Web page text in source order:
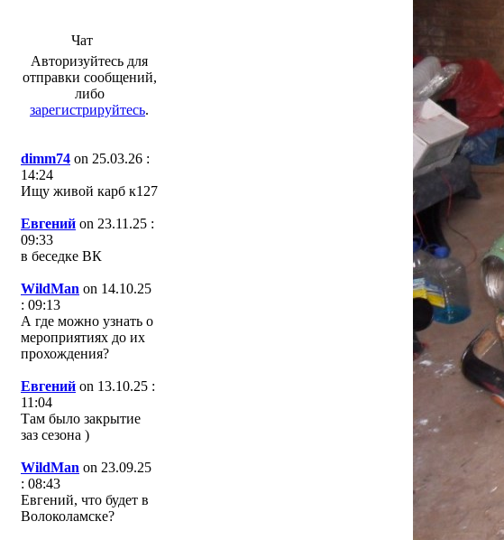
Чат
Авторизуйтесь для
отправки сообщений,
либо
зарегистрируйтесь.
dimm74 on 25.03.26 :
14:24
Ищу живой карб к127
Евгений on 23.11.25 :
09:33
в беседке ВК
WildMan on 14.10.25
: 09:13
А где можно узнать о
мероприятиях до их
прохождения?
Евгений on 13.10.25 :
11:04
Там было закрытие
заз сезона )
WildMan on 23.09.25
: 08:43
Евгений, что будет в
Волоколамске?